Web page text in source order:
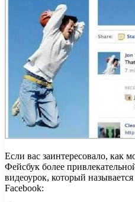
Если вас заинтересовало, как
Фейсбук более
видеоурок, который
Facebook: